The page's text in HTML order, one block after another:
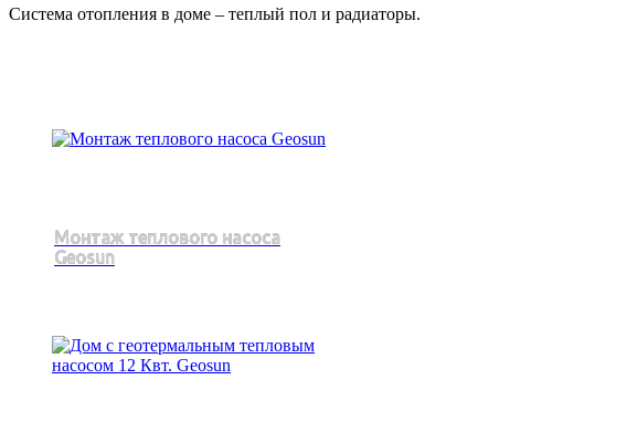
Система отопления в доме – теплый пол и радиаторы.
Монтаж теплового насоса
Geosun